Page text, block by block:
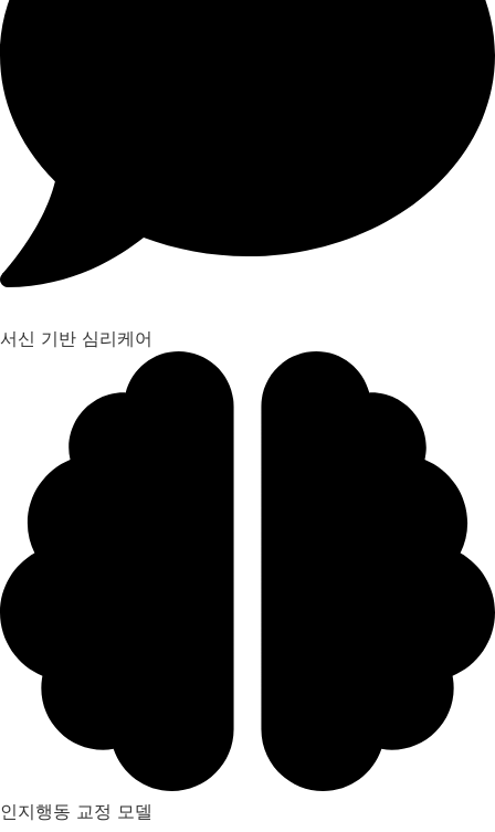
서신 기반 심리케어
인지행동 교정 모델